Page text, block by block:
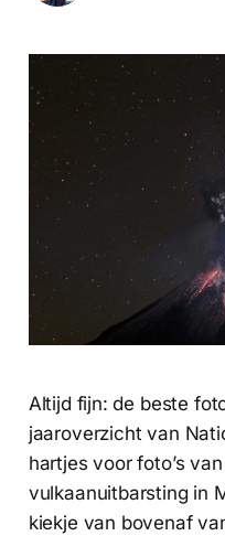
Altijd fijn: de beste
jaaroverzicht van
hartjes voor foto’s
vulkaanuitbarsting in
kiekje van bovenaf